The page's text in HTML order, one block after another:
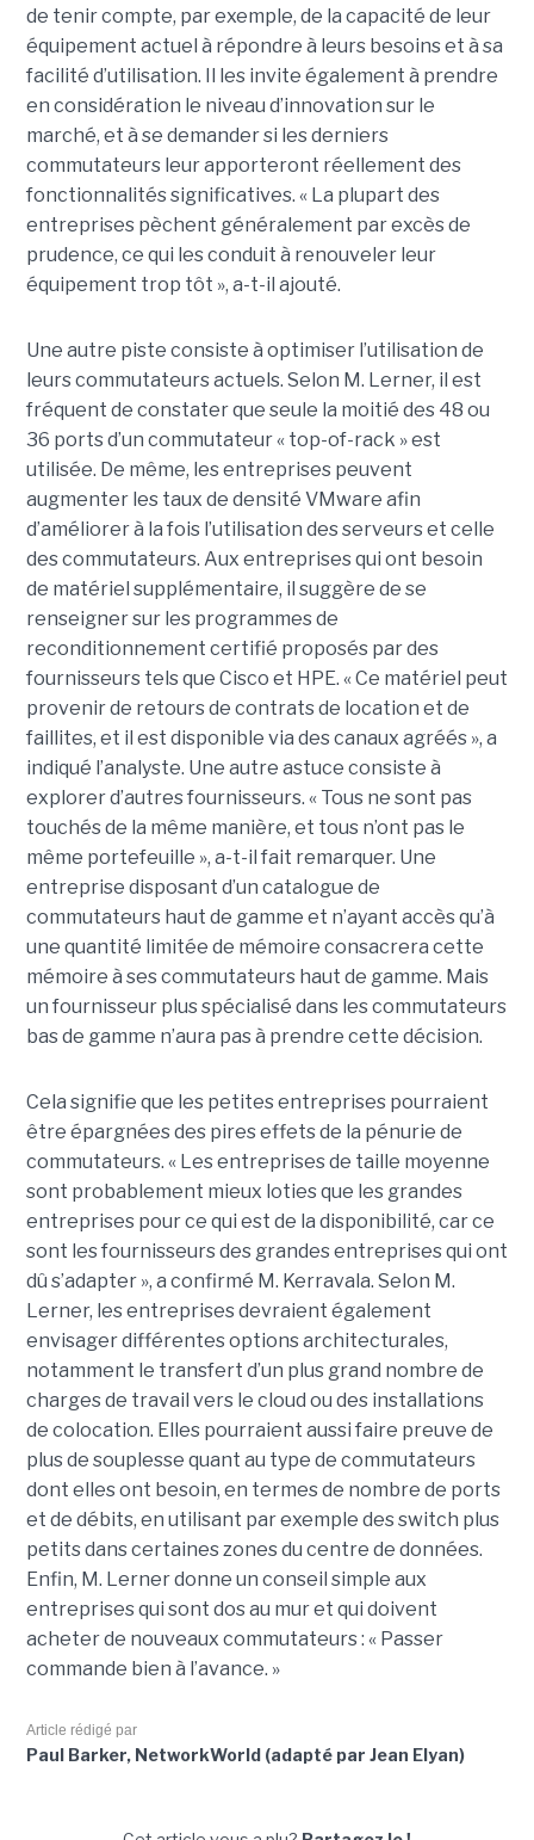
de tenir compte, par exemple, de la capacité de leur
équipement actuel à répondre à leurs besoins et à sa
facilité d’utilisation. Il les invite également à prendre
en considération le niveau d’innovation sur le
marché, et à se demander si les derniers
commutateurs leur apporteront réellement des
fonctionnalités significatives. « La plupart des
entreprises pèchent généralement par excès de
prudence, ce qui les conduit à renouveler leur
équipement trop tôt », a-t-il ajouté.
Une autre piste consiste à optimiser l’utilisation de
leurs commutateurs actuels. Selon M. Lerner, il est
fréquent de constater que seule la moitié des 48 ou
36 ports d’un commutateur « top-of-rack » est
utilisée. De même, les entreprises peuvent
augmenter les taux de densité VMware afin
d’améliorer à la fois l’utilisation des serveurs et celle
des commutateurs. Aux entreprises qui ont besoin
de matériel supplémentaire, il suggère de se
renseigner sur les programmes de
reconditionnement certifié proposés par des
fournisseurs tels que Cisco et HPE. « Ce matériel peut
provenir de retours de contrats de location et de
faillites, et il est disponible via des canaux agréés », a
indiqué l’analyste. Une autre astuce consiste à
explorer d’autres fournisseurs. « Tous ne sont pas
touchés de la même manière, et tous n’ont pas le
même portefeuille », a-t-il fait remarquer. Une
entreprise disposant d’un catalogue de
commutateurs haut de gamme et n’ayant accès qu’à
une quantité limitée de mémoire consacrera cette
mémoire à ses commutateurs haut de gamme. Mais
un fournisseur plus spécialisé dans les commutateurs
bas de gamme n’aura pas à prendre cette décision.
Cela signifie que les petites entreprises pourraient
être épargnées des pires effets de la pénurie de
commutateurs. « Les entreprises de taille moyenne
sont probablement mieux loties que les grandes
entreprises pour ce qui est de la disponibilité, car ce
sont les fournisseurs des grandes entreprises qui ont
dû s’adapter », a confirmé M. Kerravala. Selon M.
Lerner, les entreprises devraient également
envisager différentes options architecturales,
notamment le transfert d’un plus grand nombre de
charges de travail vers le cloud ou des installations
de colocation. Elles pourraient aussi faire preuve de
plus de souplesse quant au type de commutateurs
dont elles ont besoin, en termes de nombre de ports
et de débits, en utilisant par exemple des switch plus
petits dans certaines zones du centre de données.
Enfin, M. Lerner donne un conseil simple aux
entreprises qui sont dos au mur et qui doivent
acheter de nouveaux commutateurs : « Passer
commande bien à l’avance. »
Article rédigé par
Paul Barker, NetworkWorld (adapté par Jean Elyan)